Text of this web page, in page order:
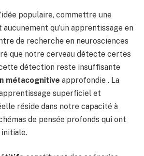
populaire, commettre une
qu’un apprentissage en
de recherche en neurosciences
que notre cerveau détecte certes
détection reste insuffisante
métacognitive approfondie . La
superficiel et
réside dans notre capacité à
de pensée profonds qui ont
initiale.